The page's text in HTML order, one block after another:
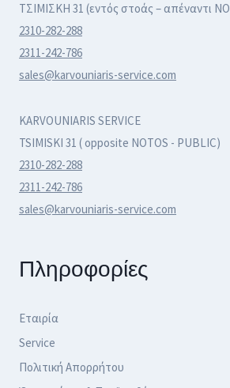
ΤΣΙΜΙΣΚΗ 31 (εντός στοάς – απέναντι
2310-282-288
2311-242-786
sales@karvouniaris-service.com
KARVOUNIARIS SERVICE
TSIMISKI 31 ( opposite NOTOS - PUBLIC)
2310-282-288
2311-242-786
sales@karvouniaris-service.com
Πληροφορίες
Εταιρία
Service
Πολιτική Απορρήτου